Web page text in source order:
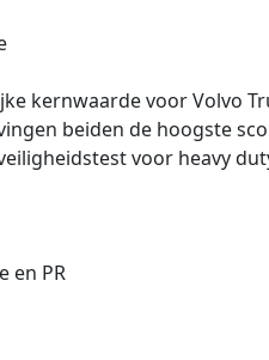
kernwaarde voor Volvo
beiden de hoogste
voor heavy
en PR